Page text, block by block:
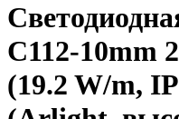
C112-10mm
(19.2 W/m,